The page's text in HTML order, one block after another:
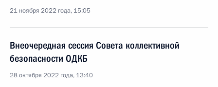
21 ноября 2022 года, 15:05
Внеочередная сессия Совета коллективной
безопасности ОДКБ
28 октября 2022 года, 13:40